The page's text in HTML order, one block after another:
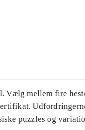
Vælg mellem fire
puzzles og